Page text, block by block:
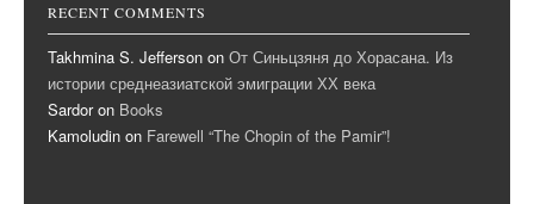
RECENT COMMENTS
Takhmina S. Jefferson on От Синьцзяня до Хорасана. Из
истории среднеазиатской эмиграции ХХ века
Sardoron Books
Kamoludin on Farewell “The Chopin of the Pamir”!